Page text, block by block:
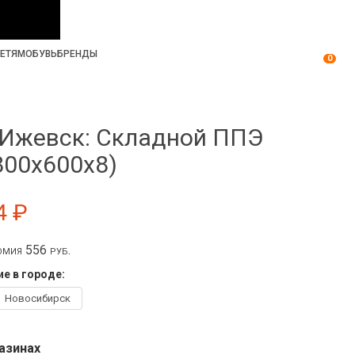
ОБУВЬ БРЕНДЫ 0
Складной ППЭ
₽
556 руб.
в городе:
Новосибирск